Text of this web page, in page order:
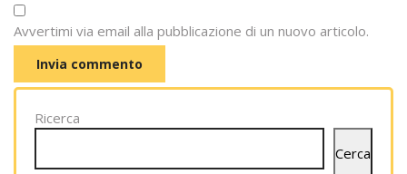
Avvertimi via email alla pubblicazione di un nuovo articolo.
Ricerca
Cerca